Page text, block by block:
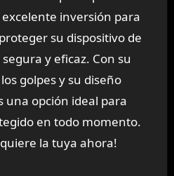
inversión para
su dispositivo de
y eficaz. Con su
golpes y su diseño
una opción ideal para
en todo momento.
la tuya ahora!